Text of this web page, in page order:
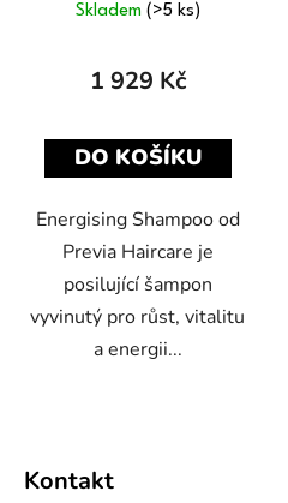
Skladem (>5 ks)
1 929 Kč
DO KOŠÍKU
Energising Shampoo od
Previa Haircare je
posilující šampon
vyvinutý pro růst, vitalitu
a energii...
Kontakt